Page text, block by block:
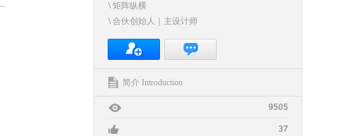
\ 矩阵纵横
\ 合伙创始人｜主设计师
简介 Introduction
9505
37